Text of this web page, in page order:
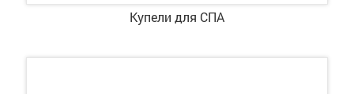
Купели для СПА